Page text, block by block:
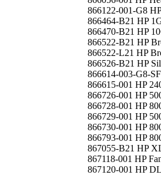
866122-001-G8
866464-B21 HP
866470-B21 HP
866522-B21 HP
866522-L21 HP
866526-B21 HP
866614-003-G8-
866615-001 HP
866726-001 HP
866728-001 HP
866729-001 HP
866730-001 HP
866793-001 HP
867055-B21 HP
867118-001 HP
867120-001 HP